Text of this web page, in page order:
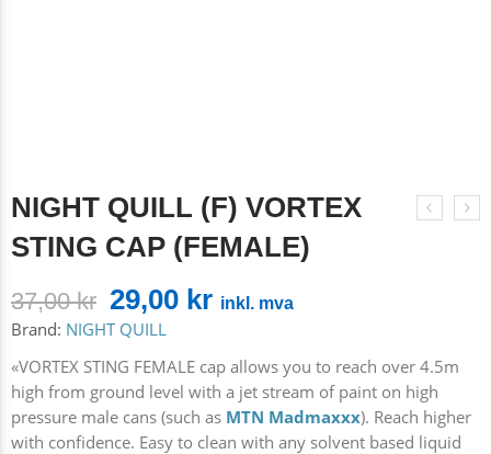
NIGHT QUILL (F) VORTEX
STING CAP (FEMALE)
37,00kr 29,00 kr inkl. mva
Brand: NIGHT QUILL
«VORTEX STING FEMALE cap allows you to reach over 4.5m
high from ground level with a jet stream of paint on high
pressure male cans (such as MTN Madmaxxx). Reach higher
with confidence. Easy to clean with any solvent based liquid